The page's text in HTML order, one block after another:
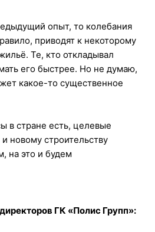
опыт, то колебания
приводят к некоторому
Те, кто откладывал
его быстрее. Но не думаю,
какое-то существенное
в стране есть, целевые
новому строительству
на это и будем
ГК «Полис Групп»: